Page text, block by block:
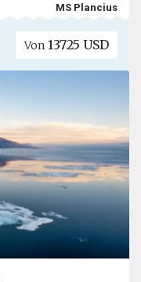
MS Plancius
Von 13725 USD